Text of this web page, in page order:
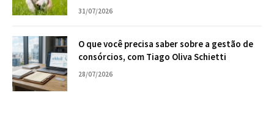
31/07/2026
O que você precisa saber sobre a gestão de
consórcios, com Tiago Oliva Schietti
28/07/2026